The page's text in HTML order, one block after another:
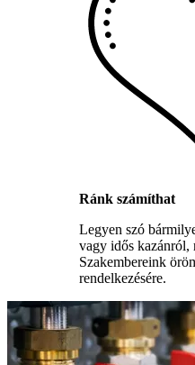
Ránk számíthat
Legyen szó
vagy idős kazánról,
Szakembereink
rendelkezésére.